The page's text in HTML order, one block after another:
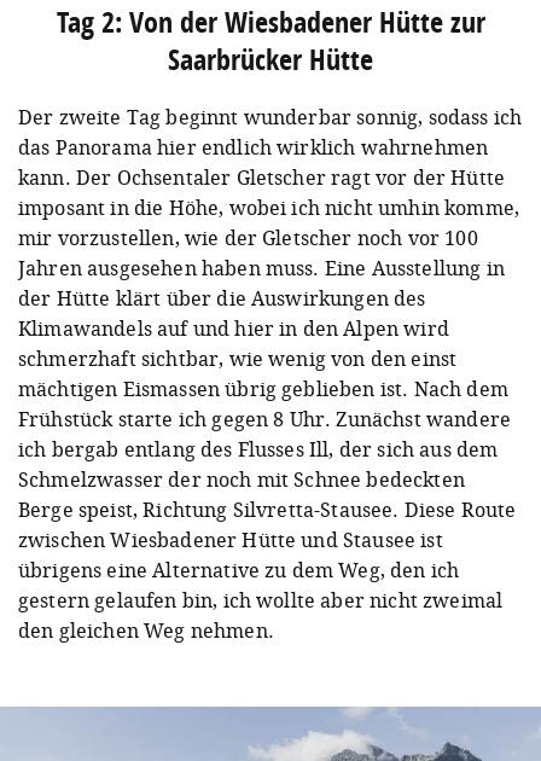
Tag 2: Von der Wiesbadener Hütte zur
Saarbrücker Hütte
Der zweite Tag beginnt wunderbar sonnig, sodass ich
das Panorama hier endlich wirklich wahrnehmen
kann. Der Ochsentaler Gletscher ragt vor der Hütte
imposant in die Höhe, wobei ich nicht umhin komme,
mir vorzustellen, wie der Gletscher noch vor 100
Jahren ausgesehen haben muss. Eine Ausstellung in
der Hütte klärt über die Auswirkungen des
Klimawandels auf und hier in den Alpen wird
schmerzhaft sichtbar, wie wenig von den einst
mächtigen Eismassen übrig geblieben ist. Nach dem
Frühstück starte ich gegen 8 Uhr. Zunächst wandere
ich bergab entlang des Flusses Ill, der sich aus dem
Schmelzwasser der noch mit Schnee bedeckten
Berge speist, Richtung Silvretta-Stausee. Diese Route
zwischen Wiesbadener Hütte und Stausee ist
übrigens eine Alternative zu dem Weg, den ich
gestern gelaufen bin, ich wollte aber nicht zweimal
den gleichen Weg nehmen.